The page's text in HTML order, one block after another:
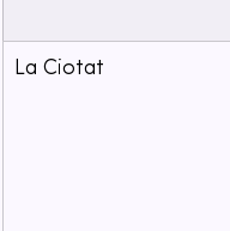
La Ciotat